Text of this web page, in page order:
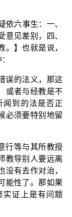
依六事生：一、
意见差别，四、
。】也就是说，
误的法义，那这
或者与经教是不
闻到的法是否正
必须要特别地留
行等与其所教授
教导别人要远离
没有去作对治，
能性了。那如果
实证上是有问题